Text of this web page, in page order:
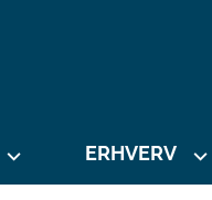
ERHVERV